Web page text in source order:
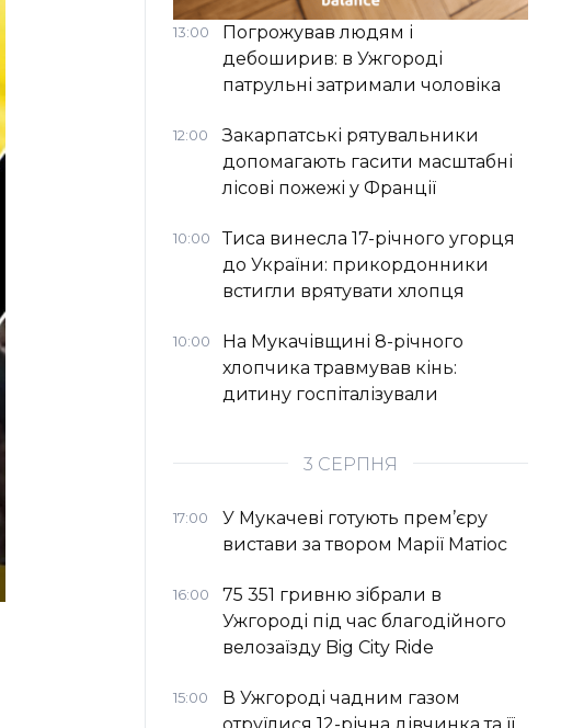
13:00
Погрожував людям і
дебоширив: в Ужгороді
патрульні затримали чоловіка
12:00
Закарпатські рятувальники
допомагають гасити масштабні
лісові пожежі у Франції
10:00
Тиса винесла 17-річного угорця
до України: прикордонники
встигли врятувати хлопця
10:00
На Мукачівщині 8-річного
хлопчика травмував кінь:
дитину госпіталізували
3 СЕРПНЯ
17:00
У Мукачеві готують прем’єру
вистави за твором Марії Матіос
16:00
75 351 гривню зібрали в
Ужгороді під час благодійного
велозаїзду Big Сity Ride
15:00
В Ужгороді чадним газом